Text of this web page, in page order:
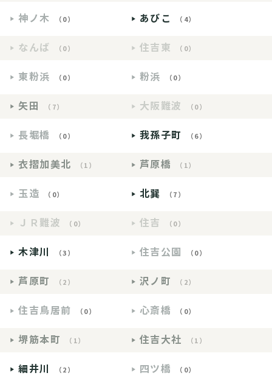
神ノ木 （0） あびこ （4）
なんば （0） 住吉東 （0）
東粉浜 （0） 粉浜 （0）
矢田 （7） 大阪難波 （0）
長堀橋 （0） 我孫子町 （6）
衣摺加美北 （1） 芦原橋 （1）
玉造 （0） 北巽 （7）
ＪＲ難波 （0） 住吉 （0）
木津川 （3） 住吉公園 （0）
芦原町 （2） 沢ノ町 （2）
住吉鳥居前 （0） 心斎橋 （0）
堺筋本町 （1） 住吉大社 （1）
細井川 （2） 四ツ橋 （0）